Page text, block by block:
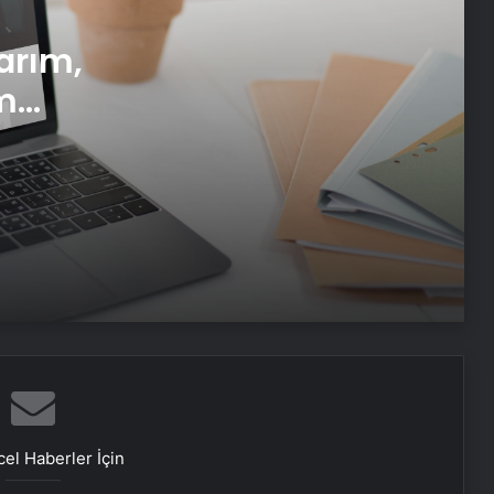
Datahost İle Güvenilir Sunucu
Hizmetleri
Koyu Renkli Sert Bir Ağaç Türü
Bulmaca Cevabı – Bulmacada Koyu
Renkli Sert Bir Ağaç Türü
Bir Tür Bamya Yemeği Bulmaca
Cevabı – Bulmacada Bir Tür Bamya
Yemeği 5 Harfli Cevap
Haberler İçin